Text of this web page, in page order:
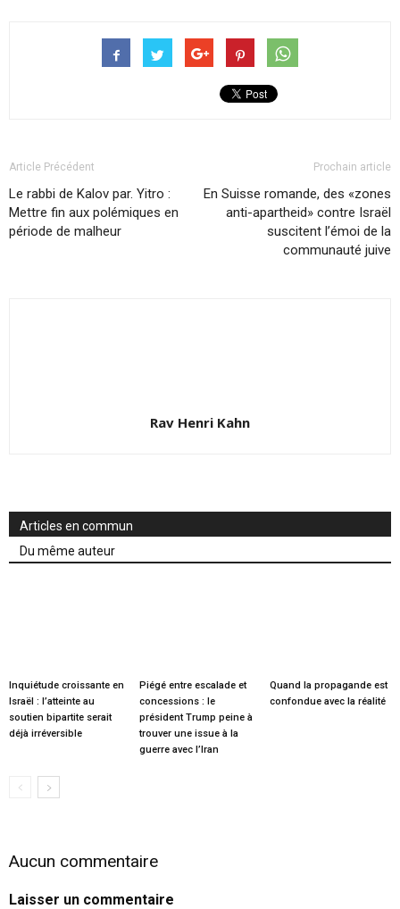
Article Précédent
Le rabbi de Kalov par. Yitro :
Mettre fin aux polémiques en
période de malheur
Prochain article
En Suisse romande, des «zones
anti-apartheid» contre Israël
suscitent l’émoi de la
communauté juive
Rav Henri Kahn
Articles en commun
Du même auteur
Inquiétude croissante en
Israël : l’atteinte au
soutien bipartite serait
déjà irréversible
Piégé entre escalade et
concessions : le
président Trump peine à
trouver une issue à la
guerre avec l’Iran
Quand la propagande est
confondue avec la réalité
Aucun commentaire
Laisser un commentaire